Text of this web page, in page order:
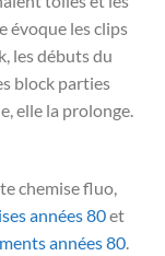
évoque les clips
les débuts du
block parties
elle la prolonge.
chemise fluo,
années 80et
années 80.